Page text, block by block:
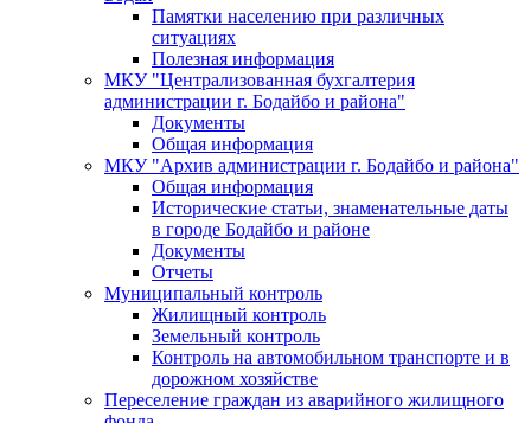
Памятки населению при различных
ситуациях
Полезная информация
МКУ "Централизованная бухгалтерия
администрации г. Бодайбо и района"
Документы
Общая информация
МКУ "Архив администрации г. Бодайбо и района"
Общая информация
Исторические статьи, знаменательные даты
в городе Бодайбо и районе
Документы
Отчеты
Муниципальный контроль
Жилищный контроль
Земельный контроль
Контроль на автомобильном транспорте и в
дорожном хозяйстве
Переселение граждан из аварийного жилищного